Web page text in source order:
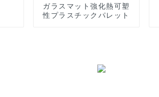
ガラスマット強化熱可塑
性プラスチックパレット